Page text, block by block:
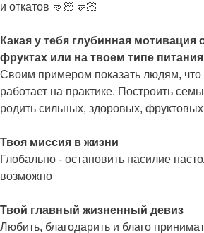
и откатов 🤜🏻🤛🏻
Какая у тебя глубинная мотивация
фруктах или на твоем типе
Своим примером показать людям, что
работает на практике. Построить
родить сильных, здоровых, фруктовых
Твоя миссия в жизни
Глобально - остановить насилие
возможно
Твой главный жизненный девиз
Любить, благодарить и благо